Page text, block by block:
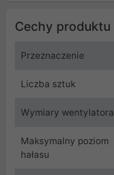
Cechy produktu
Przeznaczenie
Liczba sztuk
Wymiary wentylatora
Maksymalny poziom
hałasu